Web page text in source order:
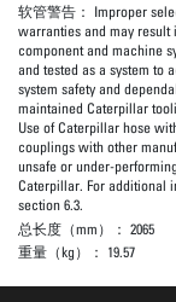
软管警告： Improper
warranties and may result
component and machine
and tested as a system to
system safety and
maintained Caterpillar
Use of Caterpillar hose
couplings with other
unsafe or under-
Caterpillar. For additional
section 6.3.
总长度（mm）： 2065
重量（kg）： 19.57